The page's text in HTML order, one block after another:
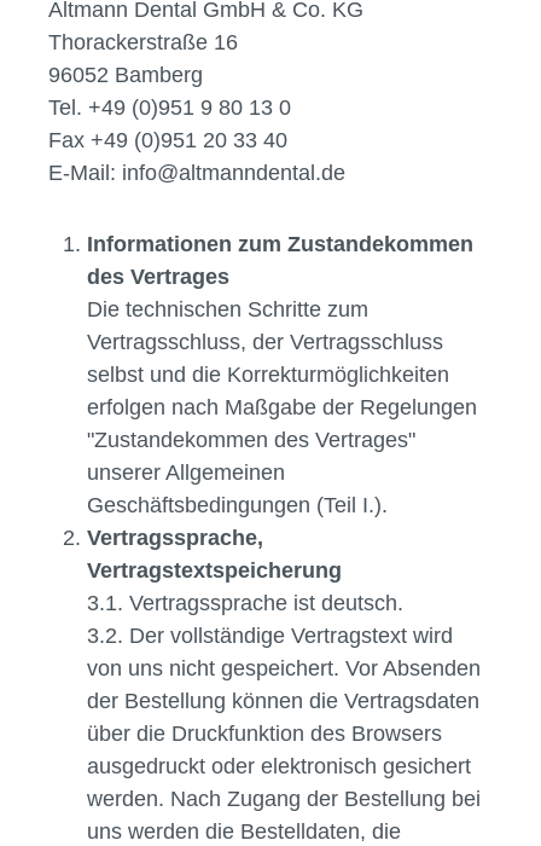
Altmann Dental GmbH & Co. KG
Thorackerstraße 16
96052 Bamberg
Tel. +49 (0)951 9 80 13 0
Fax +49 (0)951 20 33 40
E-Mail: info@altmanndental.de
Informationen zum Zustandekommen
des Vertrages
Die technischen Schritte zum
Vertragsschluss, der Vertragsschluss
selbst und die Korrekturmöglichkeiten
erfolgen nach Maßgabe der Regelungen
"Zustandekommen des Vertrages"
unserer Allgemeinen
Geschäftsbedingungen (Teil I.).
Vertragssprache,
Vertragstextspeicherung
3.1. Vertragssprache ist deutsch.
3.2. Der vollständige Vertragstext wird
von uns nicht gespeichert. Vor Absenden
der Bestellung können die Vertragsdaten
über die Druckfunktion des Browsers
ausgedruckt oder elektronisch gesichert
werden. Nach Zugang der Bestellung bei
uns werden die Bestelldaten, die